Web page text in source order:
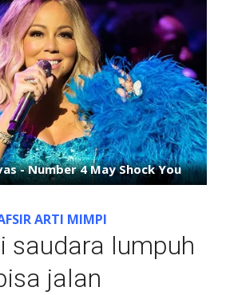
ARTI MIMPI
saudara lumpuh
jalan